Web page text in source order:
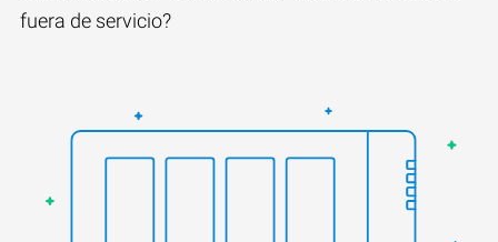
fuera de servicio?